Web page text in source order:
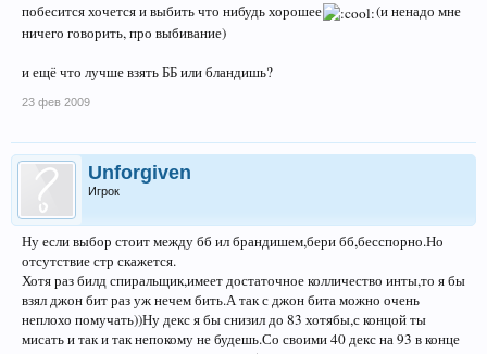
побесится хочется и выбить что нибудь хорошее
(и ненадо мне
ничего говорить, про выбивание)
и ещё что лучше взять ББ или бландишь?
23 фев 2009
Unforgiven
Игрок
Ну если выбор стоит между бб ил брандишем,бери бб,бесспорно.Но
отсутствие стр скажется.
Хотя раз билд спиральщик,имеет достаточное колличество инты,то я бы
взял джон бит раз уж нечем бить.А так с джон бита можно очень
неплохо помучать))Ну декс я бы снизил до 83 хотябы,с концой ты
мисать и так и так непокому не будешь.Со своими 40 декс на 93 в конце